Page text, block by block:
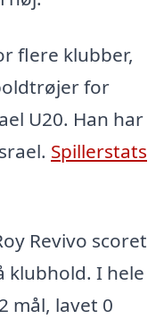
flere klubber,
for
U20. Han har
Spillerstats
Revivo scoret
klubhold. I hele
mål, lavet 0